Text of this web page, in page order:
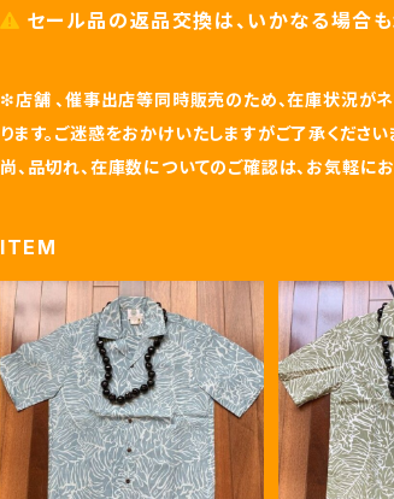
セール品の返品交換は、いかなる場合も
❇店舗 、催事出店等同時販売のため、在庫状況が
ります。ご迷惑をおかけいたしますがご了承くださ
尚、品切れ、在庫数についてのご確認は、お気軽に
ITEM